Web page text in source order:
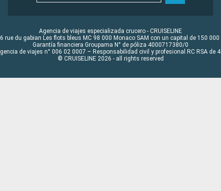
Agencia de viajes especializada crucero - CRUISELINE
rue du gabian Les flots bleus MC 98 000 Monaco SAM con un capital de 150 000
Garantía financiera Groupama N° de póliza 4000717380/0
de viajes n° 006 02 0007 – Responsabilidad civil y profesional RC RSA de
© CRUISELINE 2026 - all rights reserved